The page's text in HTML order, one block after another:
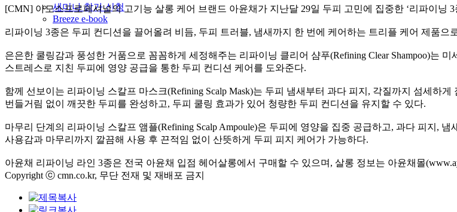
세미나 참가 신청
Breeze e-book
[CMN] 아모스프로페셔널의 고기능 살롱 케어 브랜드 아윤채가 지난달 29일 두피 고민에 집중한 ‘리파이닝
리파이닝 3종은 두피 컨디션을 끌어올려 비듬, 두피 트러블, 냄새까지 한 번에 케어하는 트리플 케어 제품으
은은한 쿨링감과 풍성한 거품으로 꼼꼼하게 세정해주는 리파이닝 클리어 샴푸(Refining Clear Shampoo)는
스트레스로 지친 두피에 영양 공급을 통한 두피 컨디션 케어를 도와준다.
함께 선보이는 리파이닝 스칼프 마스크(Refining Scalp Mask)는 두피 냄새부터 과다 피지, 각질까지 섬세하
번들거림 없이 깨끗한 두피를 완성하고, 두피 쿨링 효과가 있어 청량한 두피 컨디션을 유지할 수 있다.
마무리 단계의 리파이닝 스칼프 앰플(Refining Scalp Ampoule)은 두피에 영양을 집중 공급하고, 과다 피지,
사용감과 마무리까지 깔끔해 사용 후 끈적임 없이 산뜻하게 두피 피지 케어가 가능하다.
아윤채 리파이닝 라인 3종은 전국 아윤채 입점 헤어살롱에서 구매할 수 있으며, 살롱 정보는 아윤채몰
Copyright ⓒ cmn.co.kr, 무단 전재 및 재배포 금지